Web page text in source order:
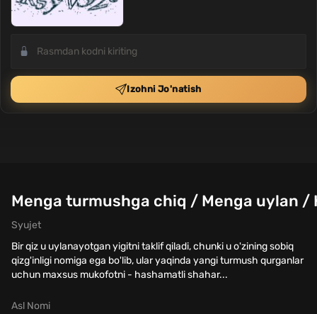
Izohni Jo'natish
Menga turmushga chiq / Menga uylan /
Syujet
Bir qiz u uylanayotgan yigitni taklif qiladi, chunki u o'zining sobiq
qizg'inligi nomiga ega bo'lib, ular yaqinda yangi turmush qurganlar
uchun maxsus mukofotni - hashamatli shahar...
Asl Nomi